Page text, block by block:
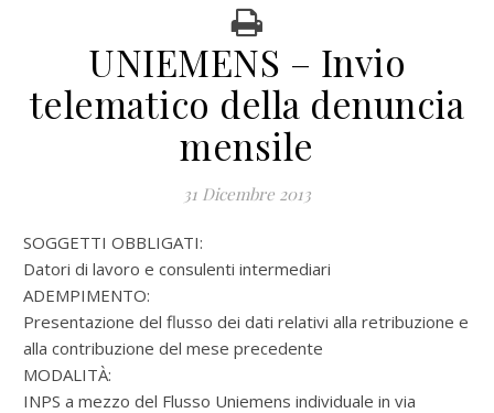
UNIEMENS – Invio
telematico della denuncia
mensile
31 Dicembre 2013
SOGGETTI OBBLIGATI:
Datori di lavoro e consulenti intermediari
ADEMPIMENTO:
Presentazione del flusso dei dati relativi alla retribuzione e
alla contribuzione del mese precedente
MODALITÀ:
INPS a mezzo del Flusso Uniemens individuale in via